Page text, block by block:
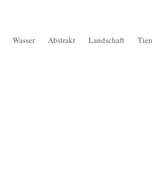
Wasser Abstrakt Landschaft